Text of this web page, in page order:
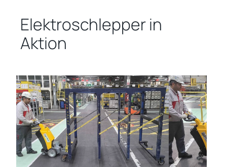
Elektroschlepper in
Aktion